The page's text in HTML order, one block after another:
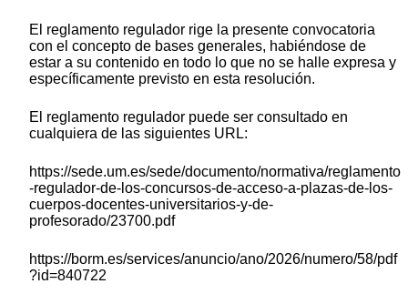
El reglamento regulador rige la presente convocatoria
con el concepto de bases generales, habiéndose de
estar a su contenido en todo lo que no se halle expresa y
específicamente previsto en esta resolución.
El reglamento regulador puede ser consultado en
cualquiera de las siguientes URL:
https://sede.um.es/sede/documento/normativa/reglamento
-regulador-de-los-concursos-de-acceso-a-plazas-de-los-
cuerpos-docentes-universitarios-y-de-
profesorado/23700.pdf
https://borm.es/services/anuncio/ano/2026/numero/58/pdf
?id=840722